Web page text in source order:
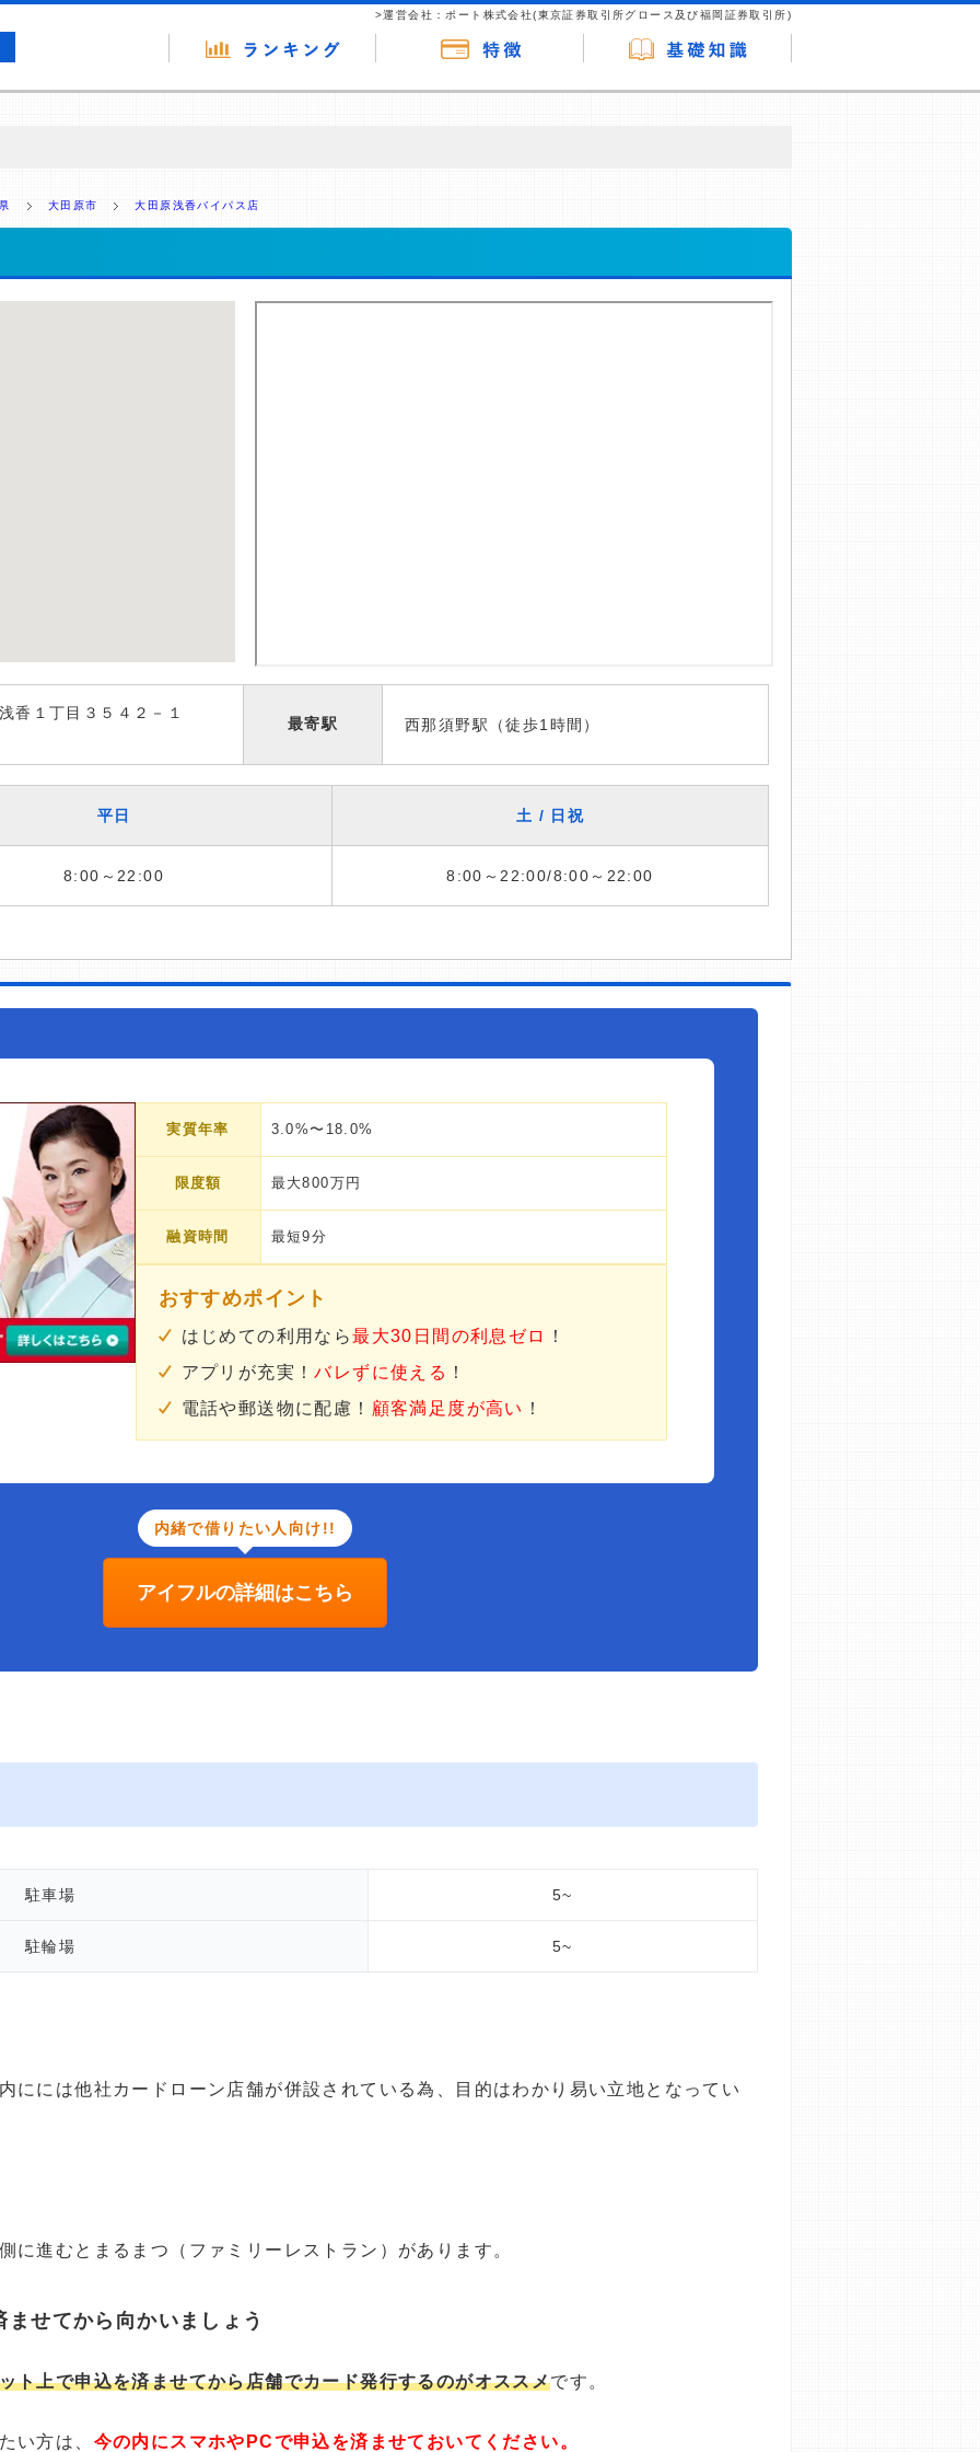
>運営会社：ポート株式会社(東京証券取引所グロース及び福岡証券取引所)
供を行っています。
大田原市 大田原浅香バイパス店
香１丁目３５４２－１
最寄駅 西那須野駅（徒歩1時間）
平日 土 / 日祝
8:00～22:00 8:00～22:00/8:00～22:00
実質年率 3.0%〜18.0%
限度額 最大800万円
融資時間 最短9分
おすすめポイント
はじめての利用なら最大30日間の利息ゼロ
！
アプリが充実！バレずに使える ！
電話や郵送物に配慮！ 顧客満足度が高い ！
内緒で借りたい人向け!!
アイフルの詳細はこちら
駐車場 5~
駐輪場 5~
にには他社カードローン店舗が併設されている為、目的はわかり易い立地となってい
に進むとまるまつ（ファミリーレストラン）があります。
せてから向かいましょう
ト上で申込を済ませてから店舗でカード発行するのがオススメです。
い方は、 今の内にスマホやPCで申込を済ませておいてください。